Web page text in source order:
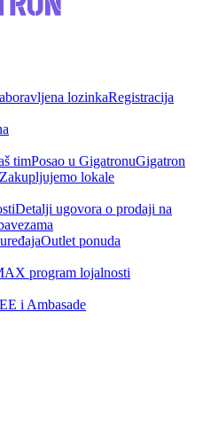
lozinkaRegistracija
timPosao u GigatronuGigatron
Zakupljujemo lokale
Detalji ugovora o prodaji na
Outlet ponuda
program lojalnosti
i Ambasade